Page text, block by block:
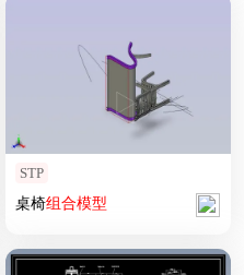
STP
桌椅组合模型